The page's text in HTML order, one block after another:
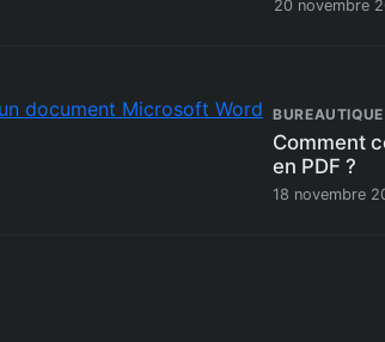
20 novembre
BUREAUTIQUE
Comment
en PDF ?
18 novembre